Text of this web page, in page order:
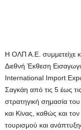
Η ΟΛΠ Α.Ε. συμμετείχε
Διεθνή Έκθεση
International Import
Σαγκάη από τις 5 έως
στρατηγική σημασία
και Κίνας, καθώς και
τουρισμού και